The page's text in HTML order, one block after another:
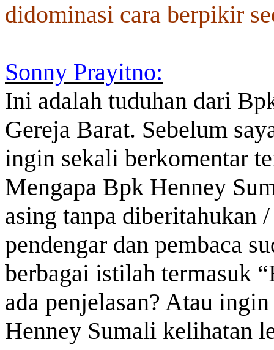
didominasi cara berpikir
Sonny Prayitno:
Ini adalah tuduhan dari
Gereja Barat. Sebelum
ingin sekali berkomentar
Mengapa Bpk Henney
asing tanpa diberitahukan
pendengar dan pembaca
berbagai istilah termasuk
ada penjelasan? Atau
Henney Sumali kelihatan